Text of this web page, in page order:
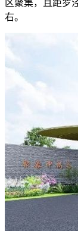
区聚集，且距罗
右。